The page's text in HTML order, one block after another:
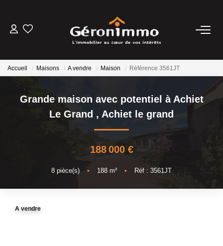
GESTION LOCATIVE
NOTRE AGENCE
Accueil Maisons A vendre Maison Référence 3561JT
Grande maison avec potentiel à Achiet
Le Grand , Achiet le grand
188 000 €
8 pièce(s) • 188 m² • Réf : 3561JT
A vendre